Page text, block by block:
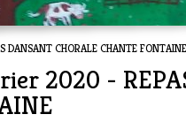
DANSANT CHORALE CHANTE FONTAINE
2020 -